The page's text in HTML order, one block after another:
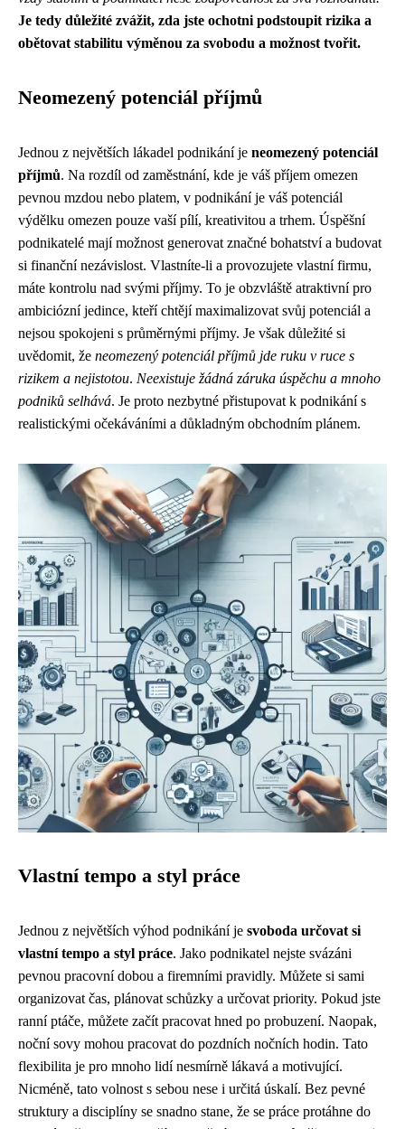
Je tedy důležité zvážit, zda jste ochotni podstoupit rizika a
obětovat stabilitu výměnou za svobodu a možnost tvořit.
Neomezený potenciál příjmů
Jednou z největších lákadel podnikání je neomezený potenciál
příjmů. Na rozdíl od zaměstnání, kde je váš příjem omezen
pevnou mzdou nebo platem, v podnikání je váš potenciál
výdělku omezen pouze vaší pílí, kreativitou a trhem. Úspěšní
podnikatelé mají možnost generovat značné bohatství a budovat
si finanční nezávislost. Vlastníte-li a provozujete vlastní firmu,
máte kontrolu nad svými příjmy. To je obzvláště atraktivní pro
ambiciózní jedince, kteří chtějí maximalizovat svůj potenciál a
nejsou spokojeni s průměrnými příjmy. Je však důležité si
uvědomit, že neomezený potenciál příjmů jde ruku v ruce s
rizikem a nejistotou. Neexistuje žádná záruka úspěchu a mnoho
podniků selhává. Je proto nezbytné přistupovat k podnikání s
realistickými očekáváními a důkladným obchodním plánem.
Vlastní tempo a styl práce
Jednou z největších výhod podnikání je svoboda určovat si
vlastní tempo a styl práce. Jako podnikatel nejste svázáni
pevnou pracovní dobou a firemními pravidly. Můžete si sami
organizovat čas, plánovat schůzky a určovat priority. Pokud jste
ranní ptáče, můžete začít pracovat hned po probuzení. Naopak,
noční sovy mohou pracovat do pozdních nočních hodin. Tato
flexibilita je pro mnoho lidí nesmírně lákavá a motivující.
Nicméně, tato volnost s sebou nese i určitá úskalí. Bez pevné
struktury a disciplíny se snadno stane, že se práce protáhne do